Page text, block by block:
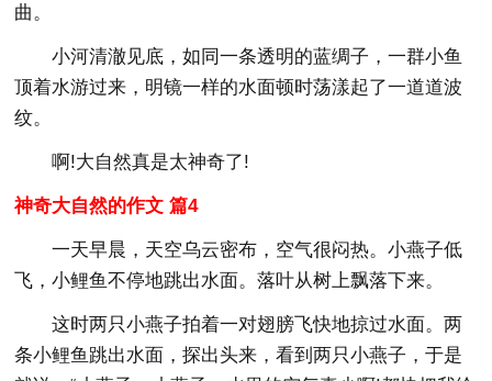
曲。
小河清澈见底，如同一条透明的蓝绸子，一群小鱼
顶着水游过来，明镜一样的水面顿时荡漾起了一道道波
纹。
啊!大自然真是太神奇了!
神奇大自然的作文 篇4
一天早晨，天空乌云密布，空气很闷热。小燕子低
飞，小鲤鱼不停地跳出水面。落叶从树上飘落下来。
这时两只小燕子拍着一对翅膀飞快地掠过水面。两
条小鲤鱼跳出水面，探出头来，看到两只小燕子，于是